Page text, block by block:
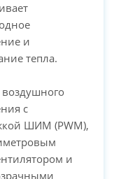
и
тепла.
воздушного
с
ШИМ (PWM),
и